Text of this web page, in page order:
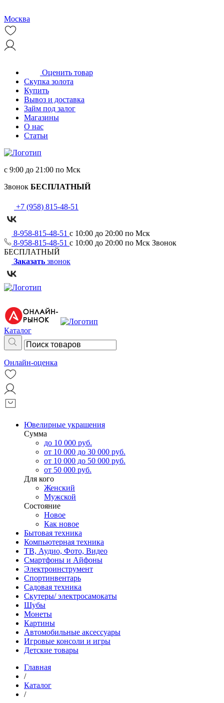
Москва
Оценить товар
Скупка золота
Купить
Вывоз и доставка
Займ под залог
Магазины
О нас
Статьи
с 9:00 до 21:00 по Мск
Звонок БЕСПЛАТНЫЙ
+7 (958) 815-48-51
8-958-815-48-51 с 10:00 до 20:00 по Мск
8-958-815-48-51 с 10:00 до 20:00 по Мск Звонок
БЕСПЛАТНЫЙ
Заказать звонок
Каталог
Онлайн-оценка
Ювелирные украшения
Сумма
до 10 000 руб.
от 10 000 до 30 000 руб.
от 10 000 до 50 000 руб.
от 50 000 руб.
Для кого
Женский
Мужской
Состояние
Новое
Как новое
Бытовая техника
Компьютерная техника
ТВ, Аудио, Фото, Видео
Смартфоны и Айфоны
Электроинструмент
Спортинвентарь
Садовая техника
Скутеры/ электросамокаты
Шубы
Монеты
Картины
Автомобильные аксессуары
Игровые консоли и игры
Детские товары
Главная
/
Каталог
/